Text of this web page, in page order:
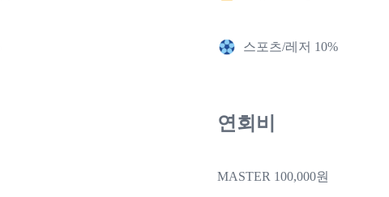
스포츠/레저 10%
연회비
MASTER 100,000원